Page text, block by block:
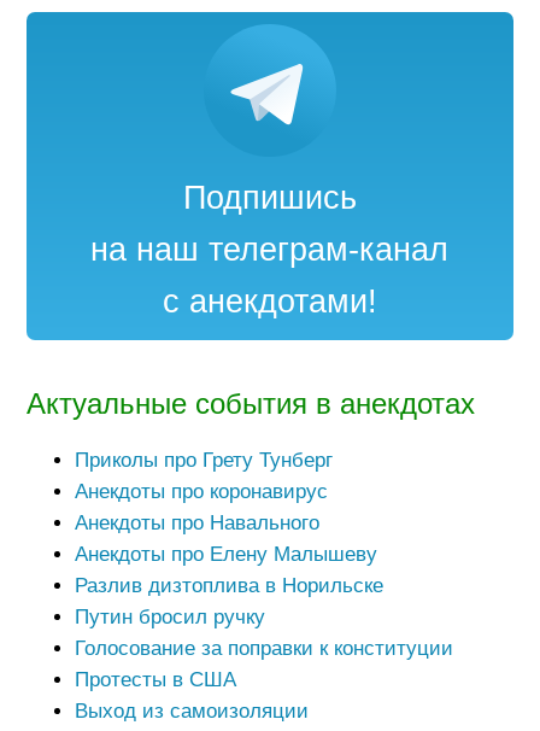
Подпишись
на наш телеграм-канал
с анекдотами!
Актуальные события в анекдотах
Приколы про Грету Тунберг
Анекдоты про коронавирус
Анекдоты про Навального
Анекдоты про Елену Малышеву
Разлив дизтоплива в Норильске
Путин бросил ручку
Голосование за поправки к конституции
Протесты в США
Выход из самоизоляции